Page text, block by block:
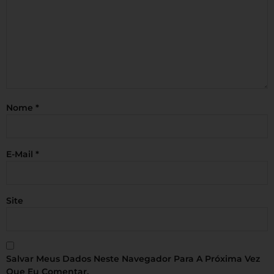
Nome *
E-Mail *
Site
Salvar Meus Dados Neste Navegador Para A Próxima Vez
Que Eu Comentar.